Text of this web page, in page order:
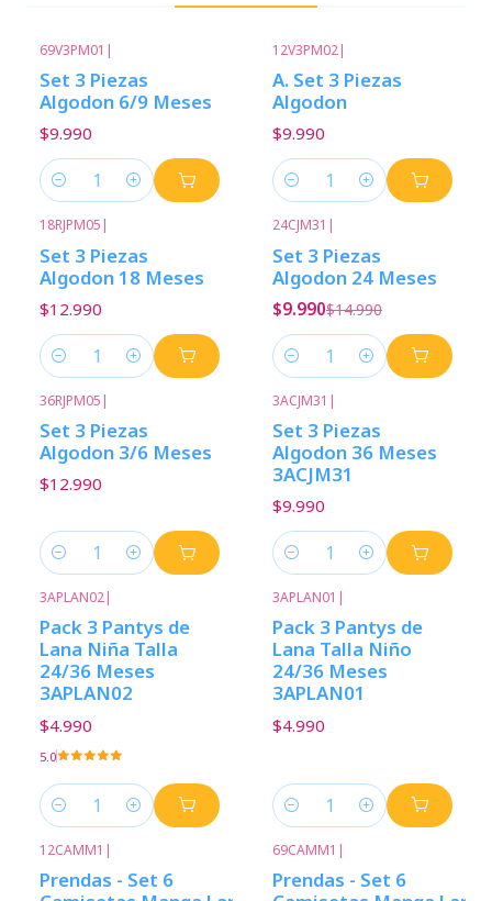
69V3PM01 |
Set 3 Piezas
Algodon 6/9 Meses
$9.990
Cantidad
12V3PM02|
A. Set 3 Piezas
Algodon
$9.990
Cantidad
18RJPM05 |
Set 3 Piezas
Algodon 18 Meses
$12.990
Cantidad
24CJM31 |
Set 3 Piezas
Algodon 24 Meses
$9.990$14.990
Cantidad
36RJPM05 |
Set 3 Piezas
Algodon 3/6 Meses
$12.990
Cantidad
3ACJM31 |
Set 3 Piezas
Algodon 36 Meses
3ACJM31
$9.990
Cantidad
3APLAN02|
Pack 3 Pantys de
Lana Niña Talla
24/36 Meses
3APLAN02
$4.990
5.0
Cantidad
3APLAN01 |
Pack 3 Pantys de
Lana Talla Niño
24/36 Meses
3APLAN01
$4.990
Cantidad
12CAMM1 |
Prendas - Set 6
69CAMM1 |
Prendas - Set 6